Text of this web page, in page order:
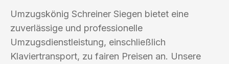
Umzugskönig Schreiner Siegen bietet eine
zuverlässige und professionelle
Umzugsdienstleistung, einschließlich
Klaviertransport, zu fairen Preisen an. Unsere